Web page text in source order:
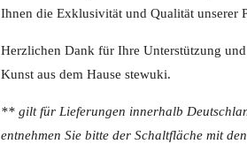
Ihnen die Exklusivität und Qualität unserer
Herzlichen Dank für Ihre Unterstützung
Kunst aus dem Hause stewuki.
** gilt für Lieferungen innerhalb
entnehmen Sie bitte der Schaltfläche mit